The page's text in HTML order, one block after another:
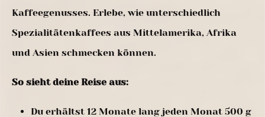
Kaffeegenusses. Erlebe, wie unterschiedlich
Spezialitätenkaffees aus Mittelamerika, Afrika
und Asien schmecken können.
So sieht deine Reise aus:
Du erhältst 12 Monate lang jeden Monat 500 g